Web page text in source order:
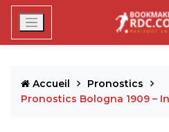
Accueil
Pronostics
Pronostics Bologna 1909 –